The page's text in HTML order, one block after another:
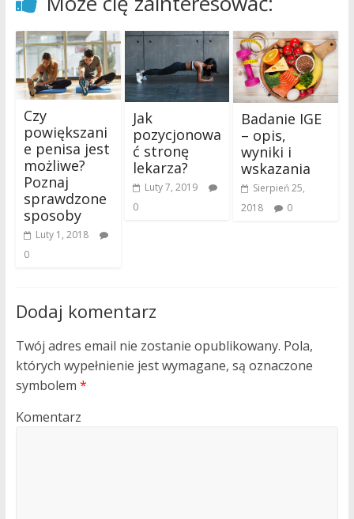
Czy
powiększani
e penisa jest
możliwe?
Poznaj
sprawdzone
sposoby
Luty 1, 2018
0
Jak
pozycjonowa
ć stronę
lekarza?
Luty 7, 2019
0
Badanie IGE
– opis,
wyniki i
wskazania
Sierpień 25,
2018
0
Dodaj komentarz
Twój adres email nie zostanie opublikowany. Pola,
których wypełnienie jest wymagane, są oznaczone
symbolem *
Komentarz